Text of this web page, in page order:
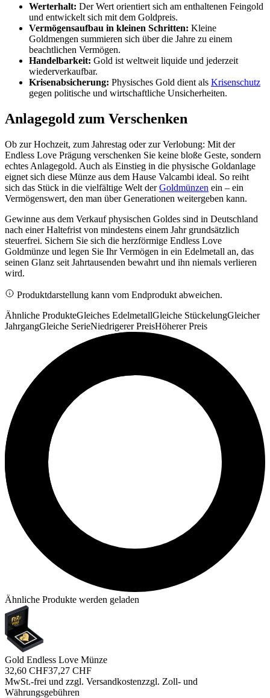
Werterhalt: Der Wert orientiert sich am enthaltenen Feingold
und entwickelt sich mit dem Goldpreis.
Vermögensaufbau in kleinen Schritten: Kleine
Goldmengen summieren sich über die Jahre zu einem
beachtlichen Vermögen.
Handelbarkeit: Gold ist weltweit liquide und jederzeit
wiederverkaufbar.
Krisenabsicherung: Physisches Gold dient als Krisenschutz
gegen politische und wirtschaftliche Unsicherheiten.
Anlagegold zum Verschenken
Ob zur Hochzeit, zum Jahrestag oder zur Verlobung: Mit der
Endless Love Prägung verschenken Sie keine bloße Geste, sondern
echtes Anlagegold. Auch als Einstieg in die physische Goldanlage
eignet sich diese Münze aus dem Hause Valcambi ideal. So reiht
sich das Stück in die vielfältige Welt derGoldmünzen ein – ein
Vermögenswert, den man über Generationen weitergeben kann.
Gewinne aus dem Verkauf physischen Goldes sind in Deutschland
nach einer Haltefrist von mindestens einem Jahr grundsätzlich
steuerfrei. Sichern Sie sich die herzförmige Endless Love
Goldmünze und legen Sie Ihr Vermögen in ein Edelmetall an, das
seinen Glanz seit Jahrtausenden bewahrt und ihn niemals verlieren
wird.
Produktdarstellung kann vom Endprodukt abweichen.
Ähnliche ProdukteGleiches EdelmetallGleiche StückelungGleicher
JahrgangGleiche SerieNiedrigerer PreisHöherer Preis
Ähnliche Produkte werden geladen
Gold Endless Love Münze
32,60 CHF37,27 CHF
MwSt.-frei und zzgl. Versandkostenzzgl. Zoll- und
Währungsgebühren